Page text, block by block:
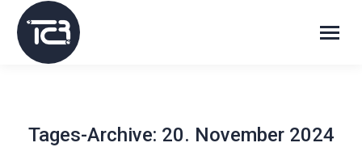
Tages-Archive: 20. November 2024